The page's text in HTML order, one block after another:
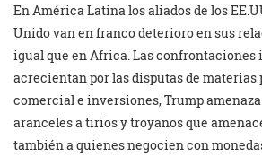
En América Latina los aliados de los
Unido van en franco deterioro en sus
igual que en Africa. Las
acrecientan por las disputas de materias
comercial e inversiones, Trump
aranceles a tirios y troyanos que
también a quienes negocien con